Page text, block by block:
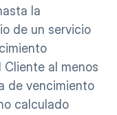
la
de un servicio
al menos
de vencimiento
calculado